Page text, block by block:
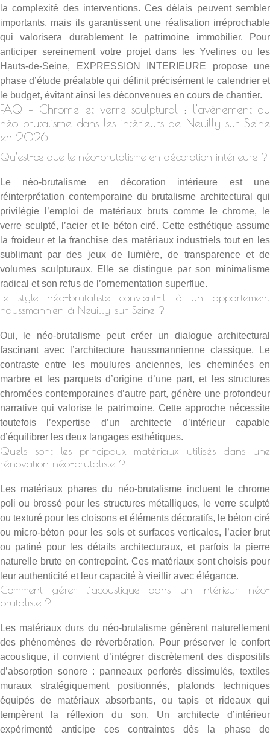
la complexité des interventions. Ces délais peuvent sembler
importants, mais ils garantissent une réalisation irréprochable
qui valorisera durablement le patrimoine immobilier. Pour
anticiper sereinement votre projet dans les Yvelines ou les
Hauts-de-Seine, EXPRESSION INTERIEURE propose une
phase d’étude préalable qui définit précisément le calendrier et
le budget, évitant ainsi les déconvenues en cours de chantier.
FAQ – Chrome et verre sculptural : l’avènement du
néo-brutalisme dans les intérieurs de Neuilly-sur-Seine
en 2026
Qu’est-ce que le néo-brutalisme en décoration intérieure ?
Le néo-brutalisme en décoration intérieure est une
réinterprétation contemporaine du brutalisme architectural qui
privilégie l’emploi de matériaux bruts comme le chrome, le
verre sculpté, l’acier et le béton ciré. Cette esthétique assume
la froideur et la franchise des matériaux industriels tout en les
sublimant par des jeux de lumière, de transparence et de
volumes sculpturaux. Elle se distingue par son minimalisme
radical et son refus de l’ornementation superflue.
Le style néo-brutaliste convient-il à un appartement
haussmannien à Neuilly-sur-Seine ?
Oui, le néo-brutalisme peut créer un dialogue architectural
fascinant avec l’architecture haussmannienne classique. Le
contraste entre les moulures anciennes, les cheminées en
marbre et les parquets d’origine d’une part, et les structures
chromées contemporaines d’autre part, génère une profondeur
narrative qui valorise le patrimoine. Cette approche nécessite
toutefois l’expertise d’un architecte d’intérieur capable
d’équilibrer les deux langages esthétiques.
Quels sont les principaux matériaux utilisés dans une
rénovation néo-brutaliste ?
Les matériaux phares du néo-brutalisme incluent le chrome
poli ou brossé pour les structures métalliques, le verre sculpté
ou texturé pour les cloisons et éléments décoratifs, le béton ciré
ou micro-béton pour les sols et surfaces verticales, l’acier brut
ou patiné pour les détails architecturaux, et parfois la pierre
naturelle brute en contrepoint. Ces matériaux sont choisis pour
leur authenticité et leur capacité à vieillir avec élégance.
Comment gérer l’acoustique dans un intérieur néo-
brutaliste ?
Les matériaux durs du néo-brutalisme génèrent naturellement
des phénomènes de réverbération. Pour préserver le confort
acoustique, il convient d’intégrer discrètement des dispositifs
d’absorption sonore : panneaux perforés dissimulés, textiles
muraux stratégiquement positionnés, plafonds techniques
équipés de matériaux absorbants, ou tapis et rideaux qui
tempèrent la réflexion du son. Un architecte d’intérieur
expérimenté anticipe ces contraintes dès la phase de